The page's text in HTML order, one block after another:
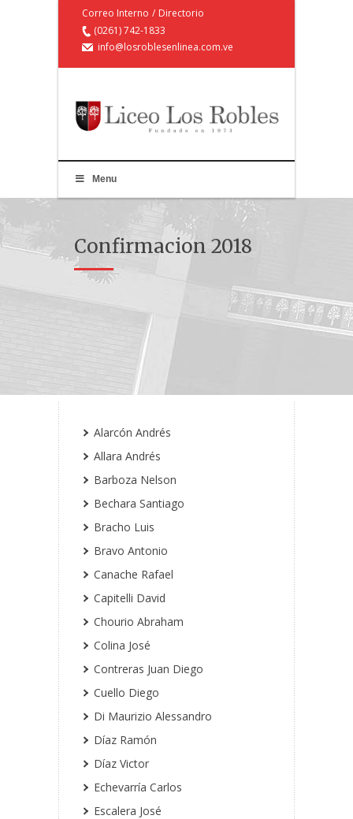
Correo Interno / Directorio
(0261) 742-1833
info@losroblesenlinea.com.ve
Menu
Confirmacion 2018
Alarcón Andrés
Allara Andrés
Barboza Nelson
Bechara Santiago
Bracho Luis
Bravo Antonio
Canache Rafael
Capitelli David
Chourio Abraham
Colina José
Contreras Juan Diego
Cuello Diego
Di Maurizio Alessandro
Díaz Ramón
Díaz Victor
Echevarría Carlos
Escalera José